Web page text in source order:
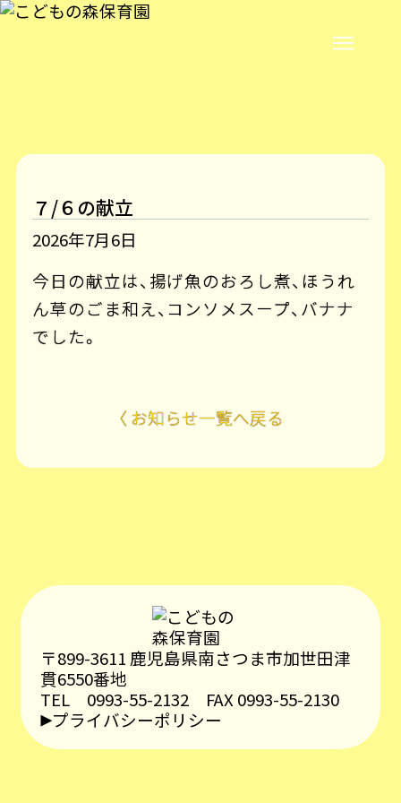
７/６の献立
2026年7月6日
今日の献立は、揚げ魚のおろし煮、ほうれ
ん草のごま和え、コンソメスープ、バナナ
でした。
〈 お知らせ一覧へ戻る
〒899-3611 鹿児島県南さつま市加世田津
貫6550番地
TEL 0993-55-2132 FAX 0993-55-2130
プライバシーポリシー